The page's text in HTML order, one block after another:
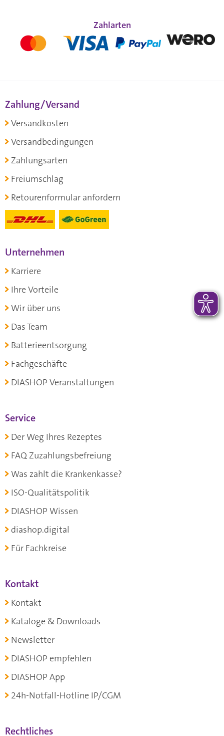
Zahlarten
Zahlung/Versand
Versandkosten
Versandbedingungen
Zahlungsarten
Freiumschlag
Retourenformular anfordern
Unternehmen
Karriere
Ihre Vorteile
Wir über uns
Das Team
Batterieentsorgung
Fachgeschäfte
DIASHOP Veranstaltungen
Service
Der Weg Ihres Rezeptes
FAQ Zuzahlungsbefreiung
Was zahlt die Krankenkasse?
ISO-Qualitätspolitik
DIASHOP Wissen
diashop.digital
Für Fachkreise
Kontakt
Kontakt
Kataloge & Downloads
Newsletter
DIASHOP empfehlen
DIASHOP App
24h-Notfall-Hotline IP/CGM
Rechtliches